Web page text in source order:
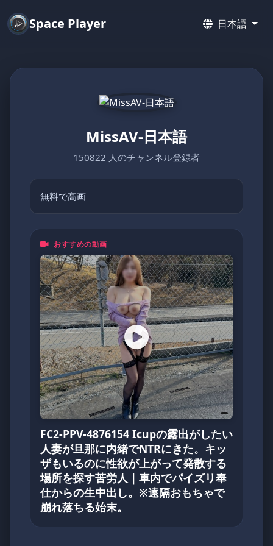
Space Player 日本語
MissAV-日本語
150822 人のチャンネル登録者
無料で高画
おすすめの動画
FC2-PPV-4876154 Icupの露出がしたい
人妻が旦那に内緒でNTRにきた。キッ
ザもいるのに性欲が上がって発散する
場所を探す苦労人｜車内でパイズリ奉
仕からの生中出し。※遠隔おもちゃで
崩れ落ちる始末。